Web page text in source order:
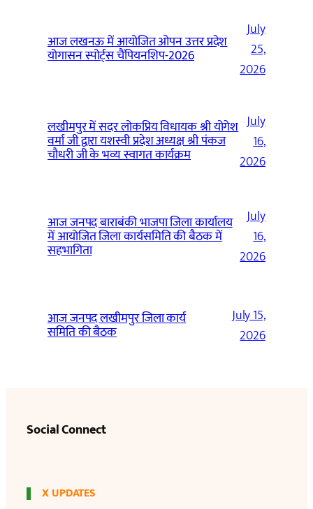
आज लखनऊ में आयोजित ओपन उत्तर प्रदेश
योगासन स्पोर्ट्स चैंपियनशिप-2026
July
25,
2026
लखीमपुर में सदर लोकप्रिय विधायक श्री योगेश
वर्मा जी द्वारा यशस्वी प्रदेश अध्यक्ष श्री पंकज
चौधरी जी के भव्य स्वागत कार्यक्रम
July
16,
2026
आज जनपद बाराबंकी भाजपा जिला कार्यालय
में आयोजित जिला कार्यसमिति की बैठक में
सहभागिता
July
16,
2026
आज जनपद लखीमपुर जिला कार्य
समिति की बैठक
July 15,
2026
Social Connect
X UPDATES